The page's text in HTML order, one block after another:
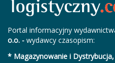
Portal informacyjny
o.o. - wydawcy czasopism:
* Magazynowanie i Dystrybucja,